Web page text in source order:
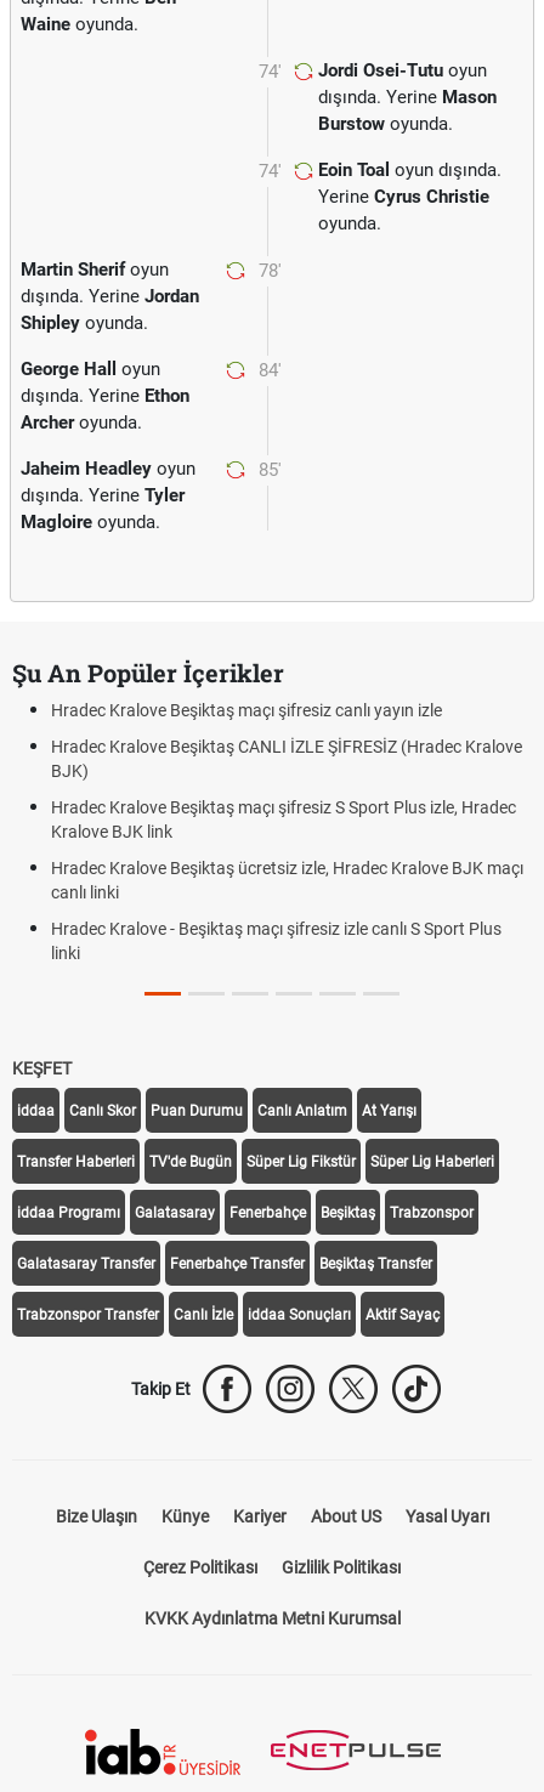
Waine oyunda.
74' Jordi Osei-Tutu oyun
dışında. Yerine Mason
Burstow oyunda.
74' Eoin Toal oyun dışında.
Yerine Cyrus Christie
oyunda.
78'
Martin Sherifoyun
dışında. Yerine Jordan
Shipley oyunda.
84'
George Hall
oyun
dışında. Yerine Ethon
Archeroyunda.
85'
Jaheim Headley oyun
dışında. Yerine Tyler
Magloire oyunda.
Şu An Popüler İçerikler
Hradec Kralove Beşiktaş maçı şifresiz canlı yayın izle
Hradec Kralove Beşiktaş CANLI İZLE ŞİFRESİZ (Hradec Kralove
BJK)
Hradec Kralove Beşiktaş maçı şifresiz S Sport Plus izle, Hradec
Kralove BJK link
Hradec Kralove Beşiktaş ücretsiz izle, Hradec Kralove BJK maçı
canlı linki
Hradec Kralove - Beşiktaş maçı şifresiz izle canlı S Sport Plus
linki
KEŞFET
iddaa Canlı Skor Puan Durumu Canlı Anlatım At Yarışı
Transfer Haberleri TV'de Bugün Süper Lig Fikstür Süper Lig Haberleri
iddaa Programı Galatasaray Fenerbahçe Beşiktaş Trabzonspor
Galatasaray Transfer Fenerbahçe Transfer Beşiktaş Transfer
Trabzonspor Transfer Canlı İzle iddaa Sonuçları Aktif Sayaç
Takip Et
Bize Ulaşın Künye Kariyer About US Yasal Uyarı
Çerez Politikası Gizlilik Politikası
KVKK Aydınlatma Metni Kurumsal